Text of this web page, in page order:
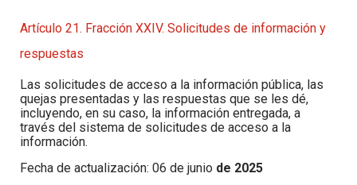
Artículo 21. Fracción XXIV. Solicitudes de información y
respuestas
Las solicitudes de acceso a la información pública, las
quejas presentadas y las respuestas que se les dé,
incluyendo, en su caso, la información entregada, a
través del sistema de solicitudes de acceso a la
información.
Fecha de actualización: 06 de junio de 2025